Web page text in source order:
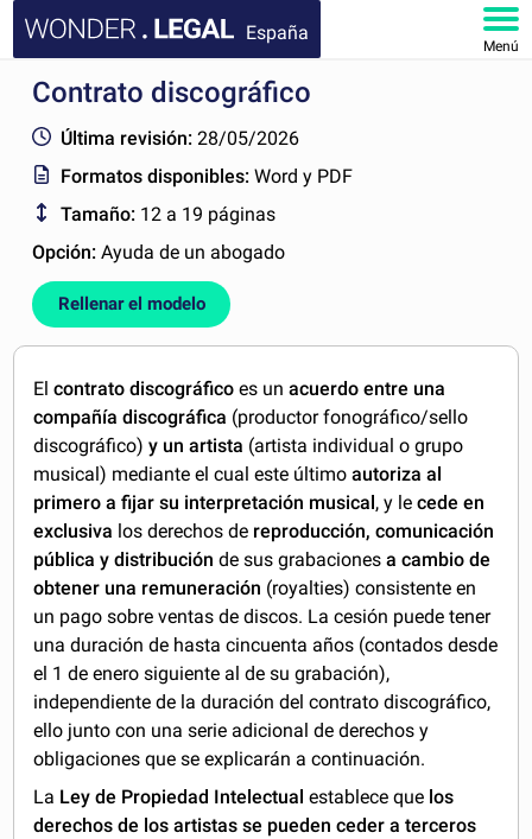
España
Menú
INICIO
DOCUMENTOS
FAQ
MI CUENTA
Contrato discográfico
Última revisión: 28/05/2026
Formatos disponibles:Word y PDF
Tamaño: 12 a 19 páginas
Opción:Ayuda de un abogado
Rellenar el modelo
Elcontrato discográfico es unacuerdo entre una
compañía discográfica (productor fonográfico/sello
discográfico) y un artista (artista individual o grupo
musical) mediante el cual este últimoautoriza al
primero a fijar su interpretación musical , y lecede en
exclusiva los derechos de reproducción, comunicación
pública y distribución de sus grabacionesa cambio de
obtener una remuneración (royalties) consistente en
un pago sobre ventas de discos. La cesión puede tener
una duración de hasta cincuenta años (contados desde
el 1 de enero siguiente al de su grabación),
independiente de la duración del contrato discográfico,
ello junto con una serie adicional de derechos y
obligaciones que se explicarán a continuación.
La Ley de Propiedad Intelectual establece que los
derechos de los artistas se pueden ceder a terceros